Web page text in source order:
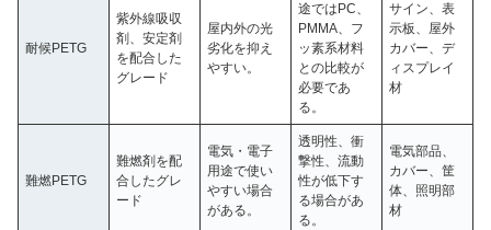
耐候PETG
紫外線吸収
剤、安定剤
を配合した
グレード
屋内外の光
劣化を抑え
やすい。
途ではPC、
PMMA、フ
ッ素系材料
との比較が
必要であ
る。
サイン、表
示板、屋外
カバー、デ
ィスプレイ
材
難燃PETG
難燃剤を配
合したグレ
ード
電気・電子
用途で使い
やすい場合
がある。
透明性、衝
撃性、流動
性が低下す
る場合があ
る。
電気部品、
カバー、筐
体、照明部
材